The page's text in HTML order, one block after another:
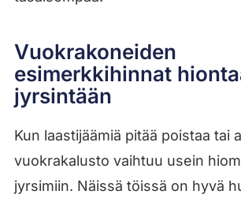
Vuokrakoneiden
esimerkkihinnat
jyrsintään
Kun laastijäämiä pitää poistaa tai
vuokrakalusto vaihtuu usein
jyrsimiin. Näissä töissä on hyvä